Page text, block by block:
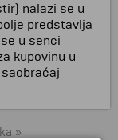
nalazi se u
predstavlja
u senci
kupovinu u
»